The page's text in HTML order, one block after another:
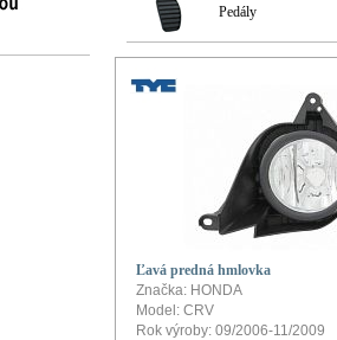
Pedály
Ľavá predná hmlovka
Značka: HONDA
Model: CRV
Rok výroby: 09/2006-11/2009